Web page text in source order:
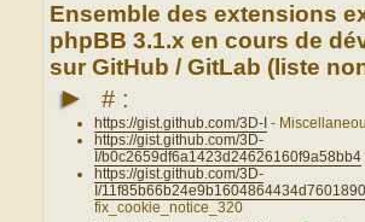
Ensemble des extensions
phpBB 3.1.x en cours de
sur GitHub / GitLab (liste
► # :
https://gist.github.com/3D-I -
https://gist.github.com/3D-
I/b0c2659df6a1423d24626160f9a58bb4
https://gist.github.com/3D-
I/11f85b66b24e9b1604864434d7601890
fix_cookie_notice_320